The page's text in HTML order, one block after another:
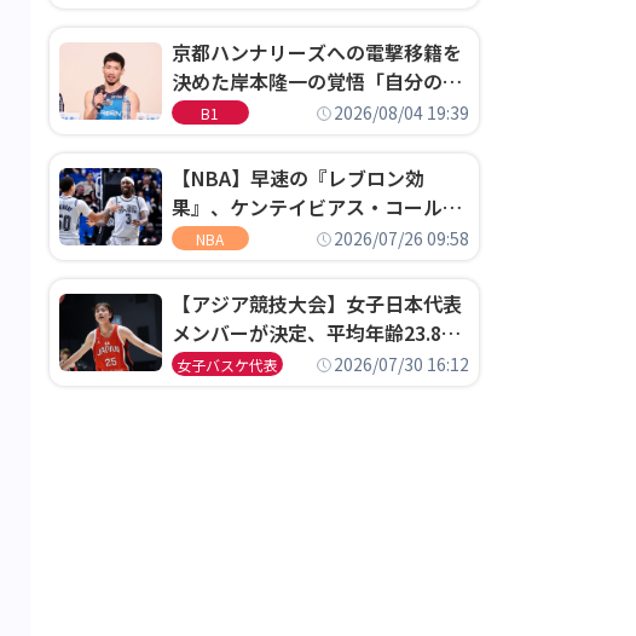
決定
京都ハンナリーズへの電撃移籍を
決めた岸本隆一の覚悟「自分のエ
ゴというちっぽけなことのため
B1 2026/08/04 19:39
【NBA】早速の『レブロン効
果』、ケンテイビアス・コールド
ウェル・ポープがセブンティシク
NBA 2026/07/26 09:58
【アジア競技大会】女子日本代表
メンバーが決定、平均年齢23.8歳
のフレッシュなメンバーが日本開
女子バスケ代表 2026/07/30 16:12